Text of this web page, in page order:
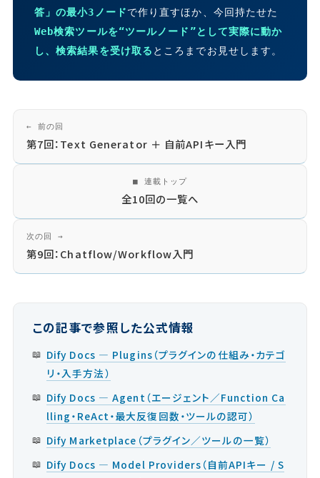
答」の最小3ノードで作り直すほか、今回持たせた
Web検索ツールを“ツールノード”として実際に動か
し、検索結果を受け取る ところまでお見せします。
← 前の回
第7回：Text Generator ＋ 自前APIキー入門
■ 連載トップ
全10回の一覧へ
次の回 →
第9回：Chatflow/Workflow入門
この記事で参照した公式情報
Dify Docs — Plugins（プラグインの仕組み・カテゴ
リ・入手方法）
Dify Docs — Agent（エージェント／Function Ca
lling・ReAct・最大反復回数・ツールの認可）
Dify Marketplace（プラグイン／ツールの一覧）
Dify Docs — Model Providers（自前APIキー / S